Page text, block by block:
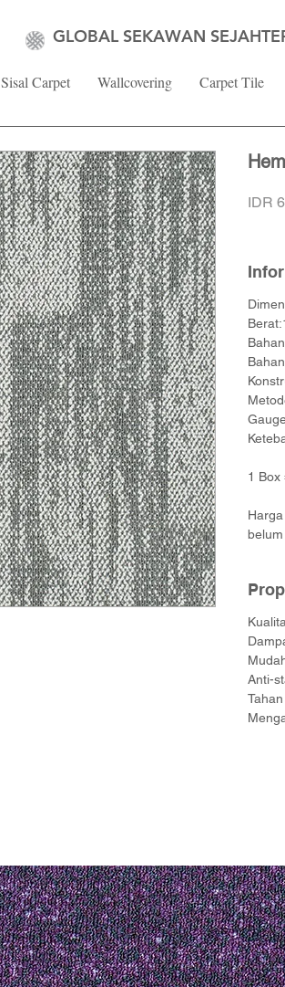
GLOBAL SEKAWAN
Sisal Carpet Wallcovering Carpet Tile
IDR
1 Box
Anti-